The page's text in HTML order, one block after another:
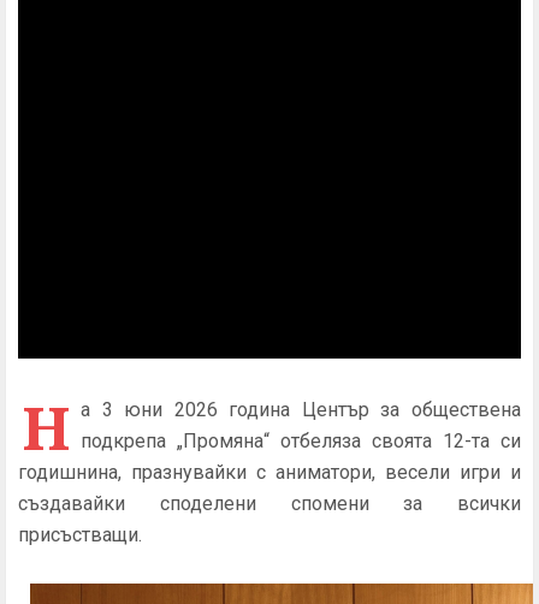
Н а 3 юни 2026 година Център за обществена
подкрепа „Промяна“ отбеляза своята 12-та си
годишнина, празнувайки с аниматори, весели игри и
създавайки споделени спомени за всички
присъстващи.